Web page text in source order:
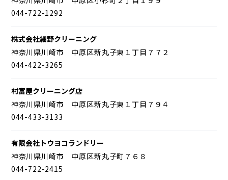
044-722-1292
株式会社細野クリーニング
神奈川県川崎市 中原区新丸子東１丁目７７２
044-422-3265
村富屋クリーニング店
神奈川県川崎市 中原区新丸子東１丁目７９４
044-433-3133
有限会社トウヨコランドリー
神奈川県川崎市 中原区新丸子町７６８
044-722-2415